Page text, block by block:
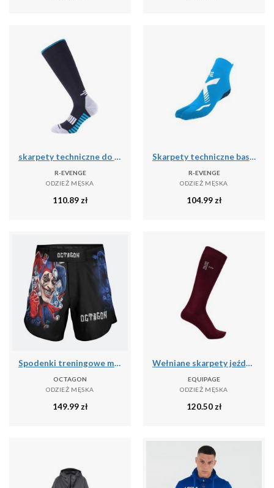
skarpety techniczne do biegania dla dorosłych długie, czarny
R-EVENGE
ODZIEŻ MĘSKA
110.89zł
Skarpety techniczne basenowe jednopalcowe dla dorosłych, jasnoniebieskim białym
R-EVENGE
ODZIEŻ MĘSKA
104.99zł
Spodenki treningowe męskie Octagon Joker MMA
OCTAGON
ODZIEŻ MĘSKA
149.99zł
Wełniane skarpety jeździeckie Equipage Geline
EQUIPAGE
ODZIEŻ MĘSKA
120.50zł